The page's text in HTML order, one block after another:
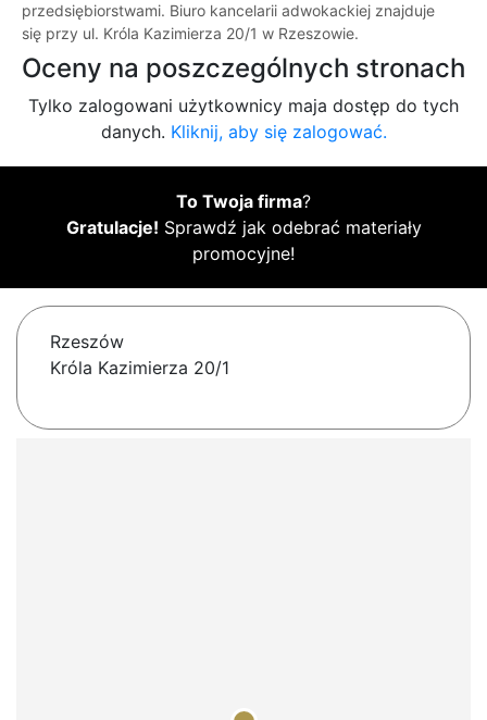
przedsiębiorstwami. Biuro kancelarii adwokackiej znajduje
się przy ul. Króla Kazimierza 20/1 w Rzeszowie.
Oceny na poszczególnych stronach
Tylko zalogowani użytkownicy maja dostęp do tych
danych. Kliknij, aby się zalogować.
To Twoja firma?
Gratulacje! Sprawdź jak odebrać materiały
promocyjne!
Rzeszów
Króla Kazimierza 20/1